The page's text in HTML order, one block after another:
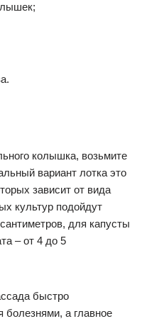
колышка, возьмите
вариант лотка это
зависит от вида
культур подойдут
для капусты
– от 4 до 5
быстро
болезнями, а главное